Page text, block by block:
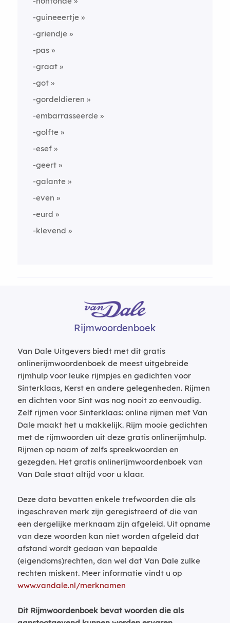
-guineeertje
-griendje
-pas
-graat
-got
-gordeldieren
-embarrasseerde
-golfte
-esef
-geert
-galante
-even
-eurd
-klevend
Rijmwoordenboek
Van Dale Uitgevers biedt met dit gratis
onlinerijmwoordenboek de meest uitgebreide
rijmhulp voor leuke rijmpjes en gedichten voor
Sinterklaas, Kerst en andere gelegenheden. Rijmen
en dichten voor Sint was nog nooit zo eenvoudig.
Zelf rijmen voor Sinterklaas: online rijmen met Van
Dale maakt het u makkelijk. Rijm mooie gedichten
met de rijmwoorden uit deze gratis onlinerijmhulp.
Rijmen op naam of zelfs spreekwoorden en
gezegden. Het gratis onlinerijmwoordenboek van
Van Dale staat altijd voor u klaar.
Deze data bevatten enkele trefwoorden die als
ingeschreven merk zijn geregistreerd of die van
een dergelijke merknaam zijn afgeleid. Uit opname
van deze woorden kan niet worden afgeleid dat
afstand wordt gedaan van bepaalde
(eigendoms)rechten, dan wel dat Van Dale zulke
rechten miskent. Meer informatie vindt u op
www.vandale.nl/merknamen
Dit Rijmwoordenboek bevat woorden die als